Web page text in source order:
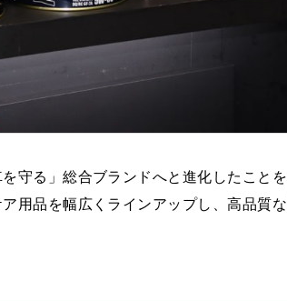
守る」総合ブランドへと進化したこと
用品を幅広くラインアップし、高品質